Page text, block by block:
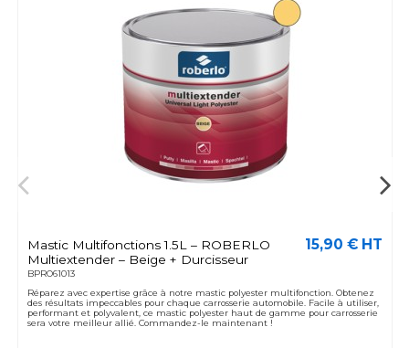
Mastic Multifonctions 1.5L – ROBERLO
Multiextender – Beige + Durcisseur
BPRO61013
15,90 € HT
Réparez avec expertise grâce à notre mastic polyester multifonction. Obtenez
des résultats impeccables pour chaque carrosserie automobile. Facile à utiliser,
performant et polyvalent, ce mastic polyester haut de gamme pour carrosserie
sera votre meilleur allié. Commandez-le maintenant !